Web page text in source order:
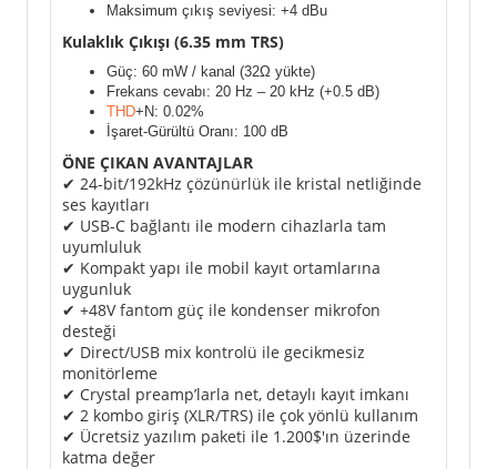
Maksimum çıkış seviyesi: +4 dBu
Kulaklık Çıkışı (6.35 mm TRS)
Güç: 60 mW / kanal (32Ω yükte)
Frekans cevabı: 20 Hz – 20 kHz (+0.5 dB)
THD+N: 0.02%
İşaret-Gürültü Oranı: 100 dB
ÖNE ÇIKAN AVANTAJLAR
✔ 24-bit/192kHz çözünürlük ile kristal netliğinde
ses kayıtları
✔ USB-C bağlantı ile modern cihazlarla tam
uyumluluk
✔ Kompakt yapı ile mobil kayıt ortamlarına
uygunluk
✔ +48V fantom güç ile kondenser mikrofon
desteği
✔ Direct/USB mix kontrolü ile gecikmesiz
monitörleme
✔ Crystal preamp’larla net, detaylı kayıt imkanı
✔ 2 kombo giriş (XLR/TRS) ile çok yönlü kullanım
✔ Ücretsiz yazılım paketi ile 1.200$'ın üzerinde
katma değer